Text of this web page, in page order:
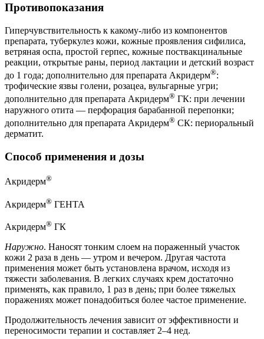
Противопоказания
Гиперчувствительность к какому-либо из компонентов
препарата, туберкулез кожи, кожные проявления сифилиса,
ветряная оспа, простой герпес, кожные поствакцинальные
реакции, открытые раны, период лактации и детский возраст
до 1 года; дополнительно для препарата Акридерм®:
трофические язвы голени, розацеа, вульгарные угри;
дополнительно для препарата Акридерм® ГК: при лечении
наружного отита — перфорация барабанной перепонки;
дополнительно для препарата Акридерм® СК: периоральный
дерматит.
Способ применения и дозы
Акридерм®
Акридерм® ГЕНТА
Акридерм® ГК
Наружно. Наносят тонким слоем на пораженный участок
кожи 2 раза в день — утром и вечером. Другая частота
применения может быть установлена врачом, исходя из
тяжести заболевания. В легких случаях крем достаточно
применять, как правило, 1 раз в день; при более тяжелых
поражениях может понадобиться более частое применение.
Продолжительность лечения зависит от эффективности и
переносимости терапии и составляет 2–4 нед.